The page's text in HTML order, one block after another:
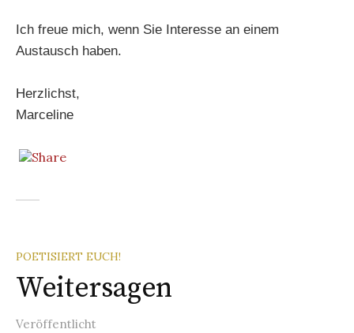
Ich freue mich, wenn Sie Interesse an einem
Austausch haben.
Herzlichst,
Marceline
POETISIERT EUCH!
Weitersagen
Veröffentlicht